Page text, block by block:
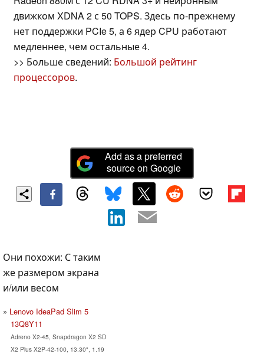
движком XDNA 2 с 50 TOPS. Здесь по-прежнему
нет поддержки PCIe 5, а 6 ядер CPU работают
медленнее, чем остальные 4.
>> Больше сведений: Большой рейтинг
процессоров.
Add as a preferred
source on Google
Они похожи: С таким
же размером экрана
и/или весом
Lenovo IdeaPad Slim 5
13Q8Y11
Adreno X2-45, Snapdragon X2 SD
X2 Plus X2P-42-100, 13.30", 1.19